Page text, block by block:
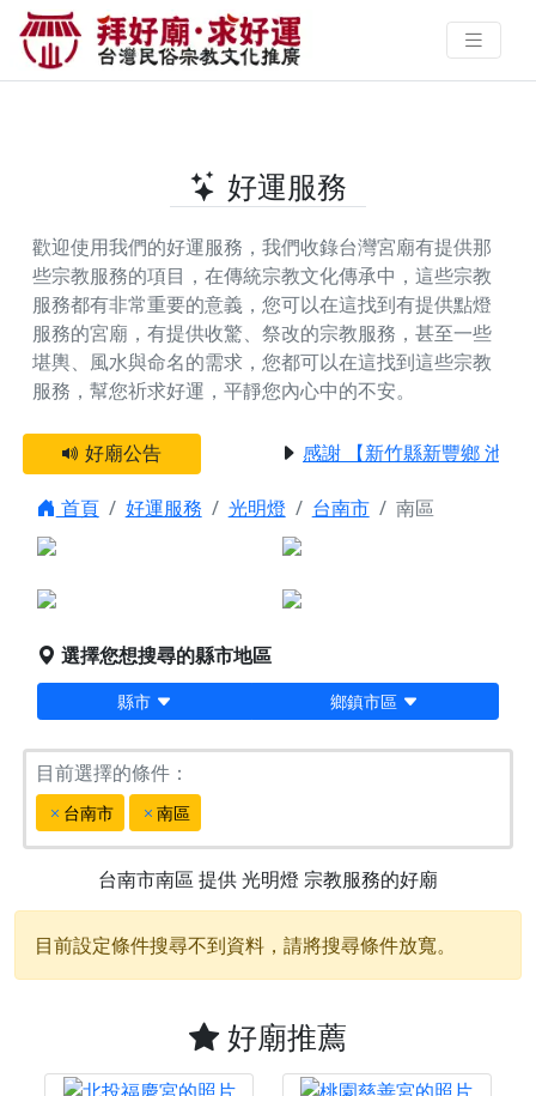
台南市南區提供光明燈的好廟 | 拜
好廟‧求好運 找到與您有緣的信仰
好運服務
歡迎使用我們的好運服務，我們收錄台灣宮廟有提供那
些宗教服務的項目，在傳統宗教文化傳承中，這些宗教
服務都有非常重要的意義，您可以在這找到有提供點燈
服務的宮廟，有提供收驚、祭改的宗教服務，甚至一些
堪輿、風水與命名的需求，您都可以在這找到這些宗教
服務，幫您祈求好運，平靜您內心中的不安。
好廟公告 感謝 【新竹縣新豐鄉 池和
首頁 好運服務 光明燈 台南市
南區
點燈服務
堪輿/風水
選擇您想搜尋的縣市地區
縣市 鄉鎮市區
目前選擇的條件：
台南市 南區
台南市南區 提供光明燈 宗教服務的好廟
目前設定條件搜尋不到資料，請將搜尋條件放寬。
好廟推薦